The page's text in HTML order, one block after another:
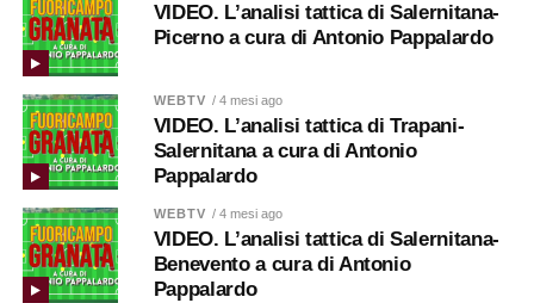
VIDEO. L’analisi tattica di Salernitana-
Picerno a cura di Antonio Pappalardo
WEBTV / 4 mesi ago
VIDEO. L’analisi tattica di Trapani-
Salernitana a cura di Antonio
Pappalardo
WEBTV / 4 mesi ago
VIDEO. L’analisi tattica di Salernitana-
Benevento a cura di Antonio
Pappalardo